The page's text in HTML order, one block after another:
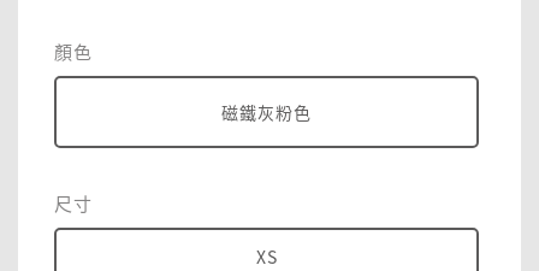
顏色
磁鐵灰粉色
尺寸
XS